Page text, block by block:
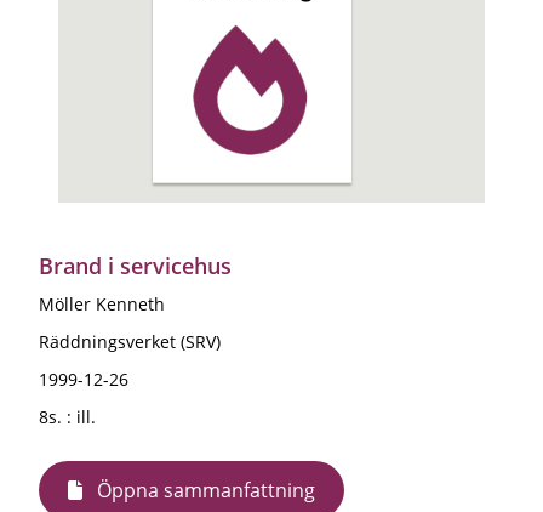
Brand i servicehus
Möller Kenneth
Räddningsverket (SRV)
1999-12-26
8s. : ill.
Öppna sammanfattning